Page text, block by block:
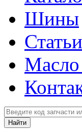
Шины
Статьи
Масло